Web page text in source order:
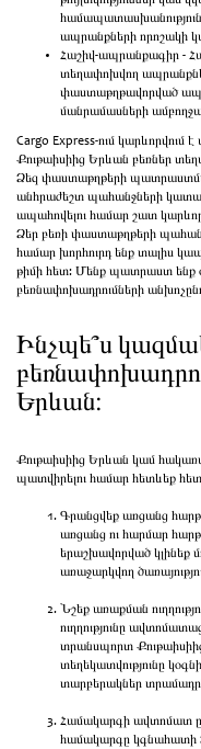
ապրանքների որոշակի
Հաշիվ-ապրանքագիր -
տեղափոխվող
փաստաթղթավորված
մանրամասների
Cargo Express-ում կարևորվում
Քութաիսիից Երևան բեռներ
Ձեզ փաստաթղթերի
անհրաժեշտ պահանջների
ապահովելու համար շատ
Ձեր բեռի փաստաթղթերի
համար խորհուրդ ենք տալիս
թիմի հետ: Մենք պատրաստ ենք
բեռնափոխադրումների
Ինչպե՞ս
Երևան։
Քութաիսիից Երևան կամ
պատվիրելու համար հետևեք
Գրանցվեք առցանց
առցանց ու հարմար
երաշխավորված կլինեք
առաջարկվող
Նշեք առաքման
ուղղությունը
տրանսպորտ
տեղեկատվությունը
տարբերակներ
Համակարգի ավտոմատ
համակարգը կգնահատի